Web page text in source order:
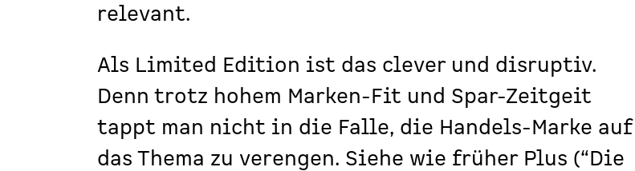
relevant.
Als Limited Edition ist das clever und disruptiv.
Denn trotz hohem Marken-Fit und Spar-Zeitgeit
tappt man nicht in die Falle, die Handels-Marke auf
das Thema zu verengen. Siehe wie früher Plus (“Die